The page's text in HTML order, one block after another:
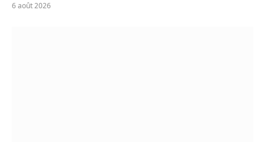
6 août 2026